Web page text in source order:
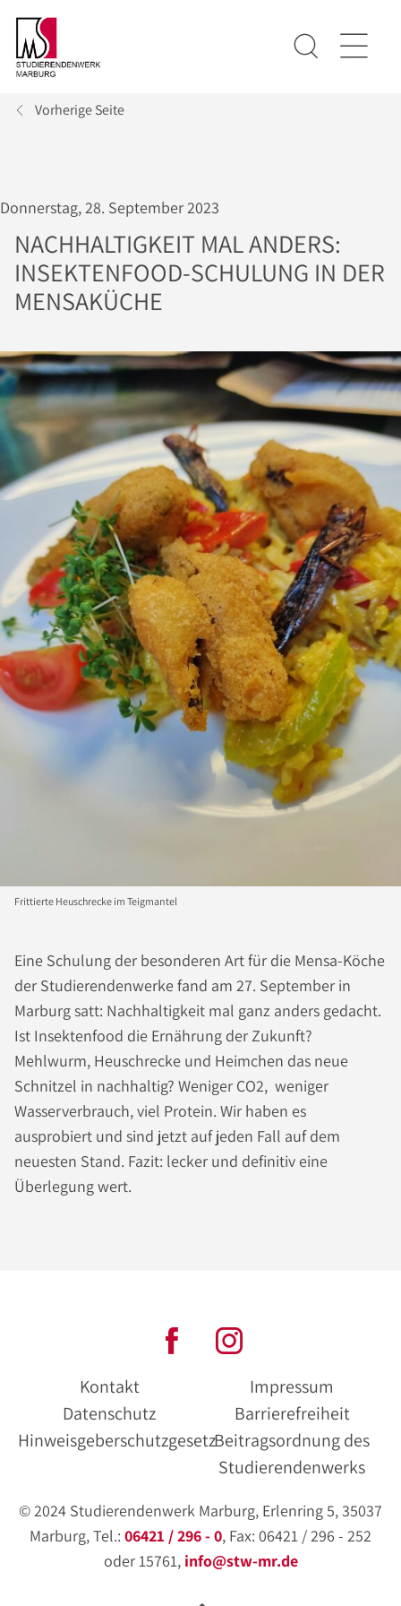
Vorherige Seite
Donnerstag, 28. September 2023
NACHHALTIGKEIT MAL ANDERS:
INSEKTENFOOD-SCHULUNG IN DER
MENSAKÜCHE
Frittierte Heuschrecke im Teigmantel
Eine Schulung der besonderen Art für die Mensa-Köche
der Studierendenwerke fand am 27. September in
Marburg satt: Nachhaltigkeit mal ganz anders gedacht.
Ist Insektenfood die Ernährung der Zukunft?
Mehlwurm, Heuschrecke und Heimchen das neue
Schnitzel in nachhaltig? Weniger CO2, weniger
Wasserverbrauch, viel Protein. Wir haben es
ausprobiert und sind jetzt auf jeden Fall auf dem
neuesten Stand. Fazit: lecker und definitiv eine
Überlegung wert.
Kontakt
Impressum
Datenschutz
Barrierefreiheit
HinweisgeberschutzgesetzBeitragsordnung des
Studierendenwerks
© 2024 Studierendenwerk Marburg, Erlenring 5, 35037
Marburg, Tel.: 06421 / 296 - 0, Fax: 06421 / 296 - 252
oder 15761, info@stw-mr.de